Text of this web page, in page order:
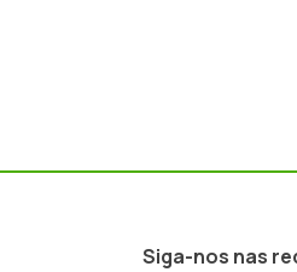
Siga-nos nas